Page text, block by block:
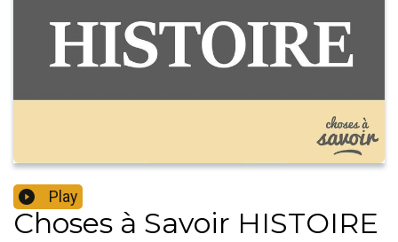
Play
Choses à Savoir HISTOIRE